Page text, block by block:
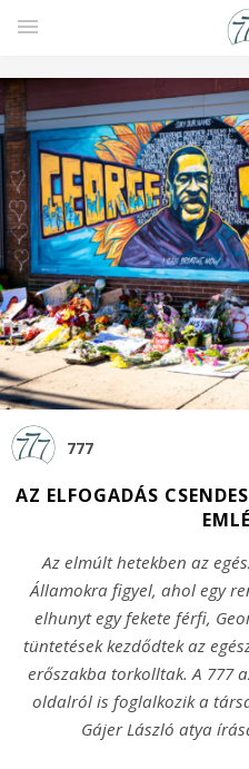
777
AZ ELFOGADÁS
Az elmúlt hetekben az
Államokra figyel, ahol egy
elhunyt egy fekete férfi,
tüntetések kezdődtek az
erőszakba torkolltak. A 777
oldalról is foglalkozik a
Gájer László atya